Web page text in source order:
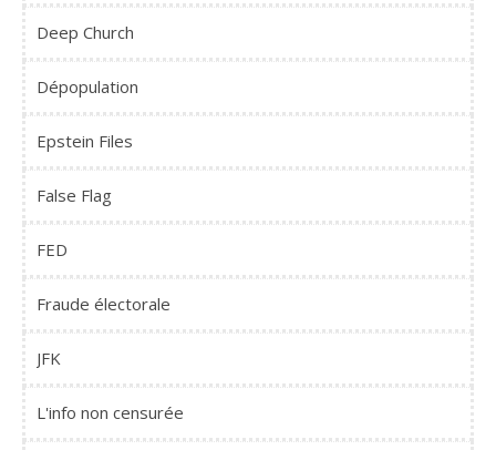
Deep Church
Dépopulation
Epstein Files
False Flag
FED
Fraude électorale
JFK
L'info non censurée